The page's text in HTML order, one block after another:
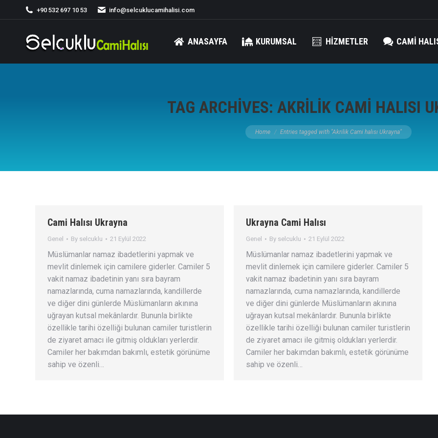
+90 532 697 10 53 info@selcuklucamihalisi.com
ANASAYFA KURUMSAL HIZMETLER CAMI
TAG ARCHIVES: AKRILIK CAMI HALISI
You are here:
Home Entries tagged with "Akrilik Cami halısı Ukrayna"
Cami Halısı Ukrayna
Genel By selcuklu 21 Eylül 2022
Müslümanlar namaz ibadetlerini yapmak ve
mevlit dinlemek için camilere giderler. Camiler 5
vakit namaz ibadetinin yanı sıra bayram
namazlarında, cuma namazlarında, kandillerde
ve diğer dini günlerde Müslümanların akınına
uğrayan kutsal mekânlardır. Bununla birlikte
özellikle tarihi özelliği bulunan camiler turistlerin
de ziyaret amacı ile gitmiş oldukları yerlerdir.
Camiler her bakımdan bakımlı, estetik görünüme
sahip ve özenli…
Ukrayna Cami Halısı
Genel By selcuklu 21 Eylül 2022
Müslümanlar namaz ibadetlerini yapmak ve
mevlit dinlemek için camilere giderler. Camiler 5
vakit namaz ibadetinin yanı sıra bayram
namazlarında, cuma namazlarında, kandillerde
ve diğer dini günlerde Müslümanların akınına
uğrayan kutsal mekânlardır. Bununla birlikte
özellikle tarihi özelliği bulunan camiler turistlerin
de ziyaret amacı ile gitmiş oldukları yerlerdir.
Camiler her bakımdan bakımlı, estetik görünüme
sahip ve özenli…